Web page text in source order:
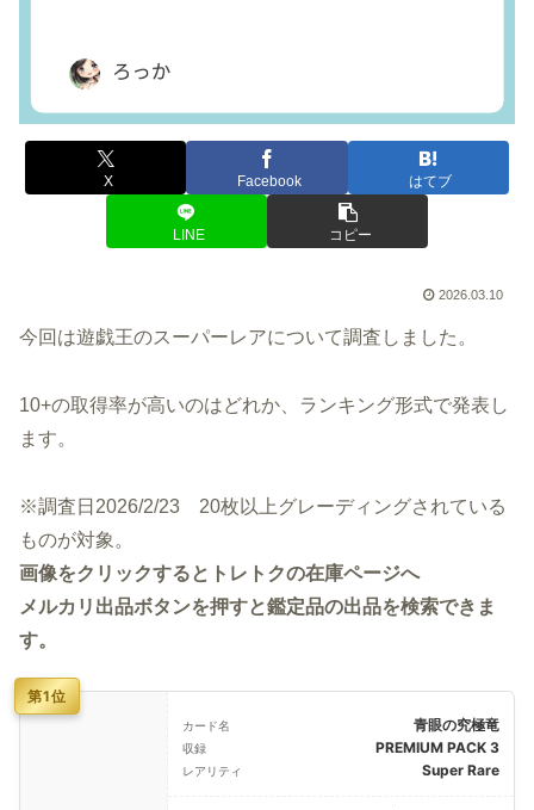
X Facebook はてブ
LINE コピー
2026.03.10
今回は遊戯王のスーパーレアについて調査しました。
10+の取得率が高いのはどれか、ランキング形式で発表し
ます。
※調査日2026/2/23 20枚以上グレーディングされている
ものが対象。
画像をクリックするとトレトクの在庫ページへ
メルカリ出品ボタンを押すと鑑定品の出品を検索できま
す。
第1位
カード名 青眼の究極竜
収録 PREMIUM PACK 3
レアリティ Super Rare